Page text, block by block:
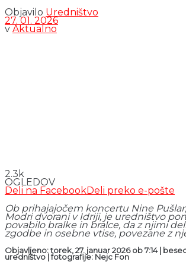
Objavilo Uredništvo
27. 01. 2026
v Aktualno
2.3k
OGLEDOV
Deli na FacebookDeli preko e-pošte
Ob prihajajočem koncertu Nine
Modri dvorani v Idriji, je uredništvo
povabilo bralke in bralce, da z njimi
zgodbe in osebne vtise, povezane z
Objavljeno: torek, 27. januar 2026 ob 7:14 |
uredništvo | fotografije: Nejc Fon